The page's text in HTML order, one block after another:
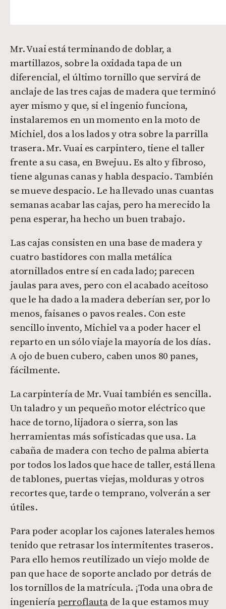
Mr. Vuai está terminando de doblar, a
martillazos, sobre la oxidada tapa de un
diferencial, el último tornillo que servirá de
anclaje de las tres cajas de madera que terminó
ayer mismo y que, si el ingenio funciona,
instalaremos en un momento en la moto de
Michiel, dos a los lados y otra sobre la parrilla
trasera. Mr. Vuai es carpintero, tiene el taller
frente a su casa, en Bwejuu. Es alto y fibroso,
tiene algunas canas y habla despacio. También
se mueve despacio. Le ha llevado unas cuantas
semanas acabar las cajas, pero ha merecido la
pena esperar, ha hecho un buen trabajo.
Las cajas consisten en una base de madera y
cuatro bastidores con malla metálica
atornillados entre sí en cada lado; parecen
jaulas para aves, pero con el acabado aceitoso
que le ha dado a la madera deberían ser, por lo
menos, faisanes o pavos reales. Con este
sencillo invento, Michiel va a poder hacer el
reparto en un sólo viaje la mayoría de los días.
A ojo de buen cubero, caben unos 80 panes,
fácilmente.
La carpintería de Mr. Vuai también es sencilla.
Un taladro y un pequeño motor eléctrico que
hace de torno, lijadora o sierra, son las
herramientas más sofisticadas que usa. La
cabaña de madera con techo de palma abierta
por todos los lados que hace de taller, está llena
de tablones, puertas viejas, molduras y otros
recortes que, tarde o temprano, volverán a ser
útiles.
Para poder acoplar los cajones laterales hemos
tenido que retrasar los intermitentes traseros.
Para ello hemos reutilizado un viejo molde de
pan que hace de soporte anclado por detrás de
los tornillos de la matrícula. ¡Toda una obra de
ingenieríaperroflautade la que estamos muy